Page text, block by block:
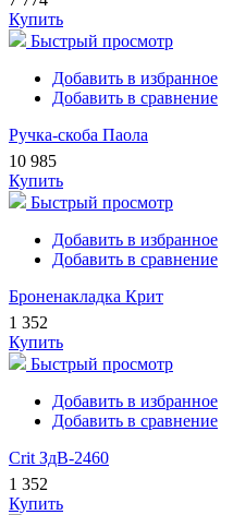
Купить
Быстрый просмотр
Добавить в избранное
Добавить в сравнение
Ручка-скоба Паола
10 985
Купить
Быстрый просмотр
Добавить в избранное
Добавить в сравнение
Броненакладка Крит
1 352
Купить
Быстрый просмотр
Добавить в избранное
Добавить в сравнение
Crit ЗдВ-2460
1 352
Купить